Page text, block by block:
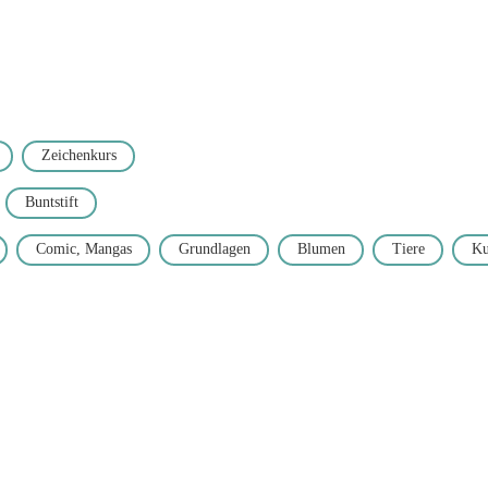
Zeichenkurs
Buntstift
Comic, Mangas Grundlagen Blumen Tiere